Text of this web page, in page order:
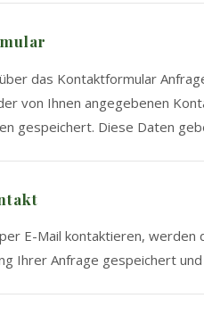
das Kontaktformular
von Ihnen angegebenen
gespeichert. Diese Daten
E-Mail kontaktieren,
Ihrer Anfrage gespeichert